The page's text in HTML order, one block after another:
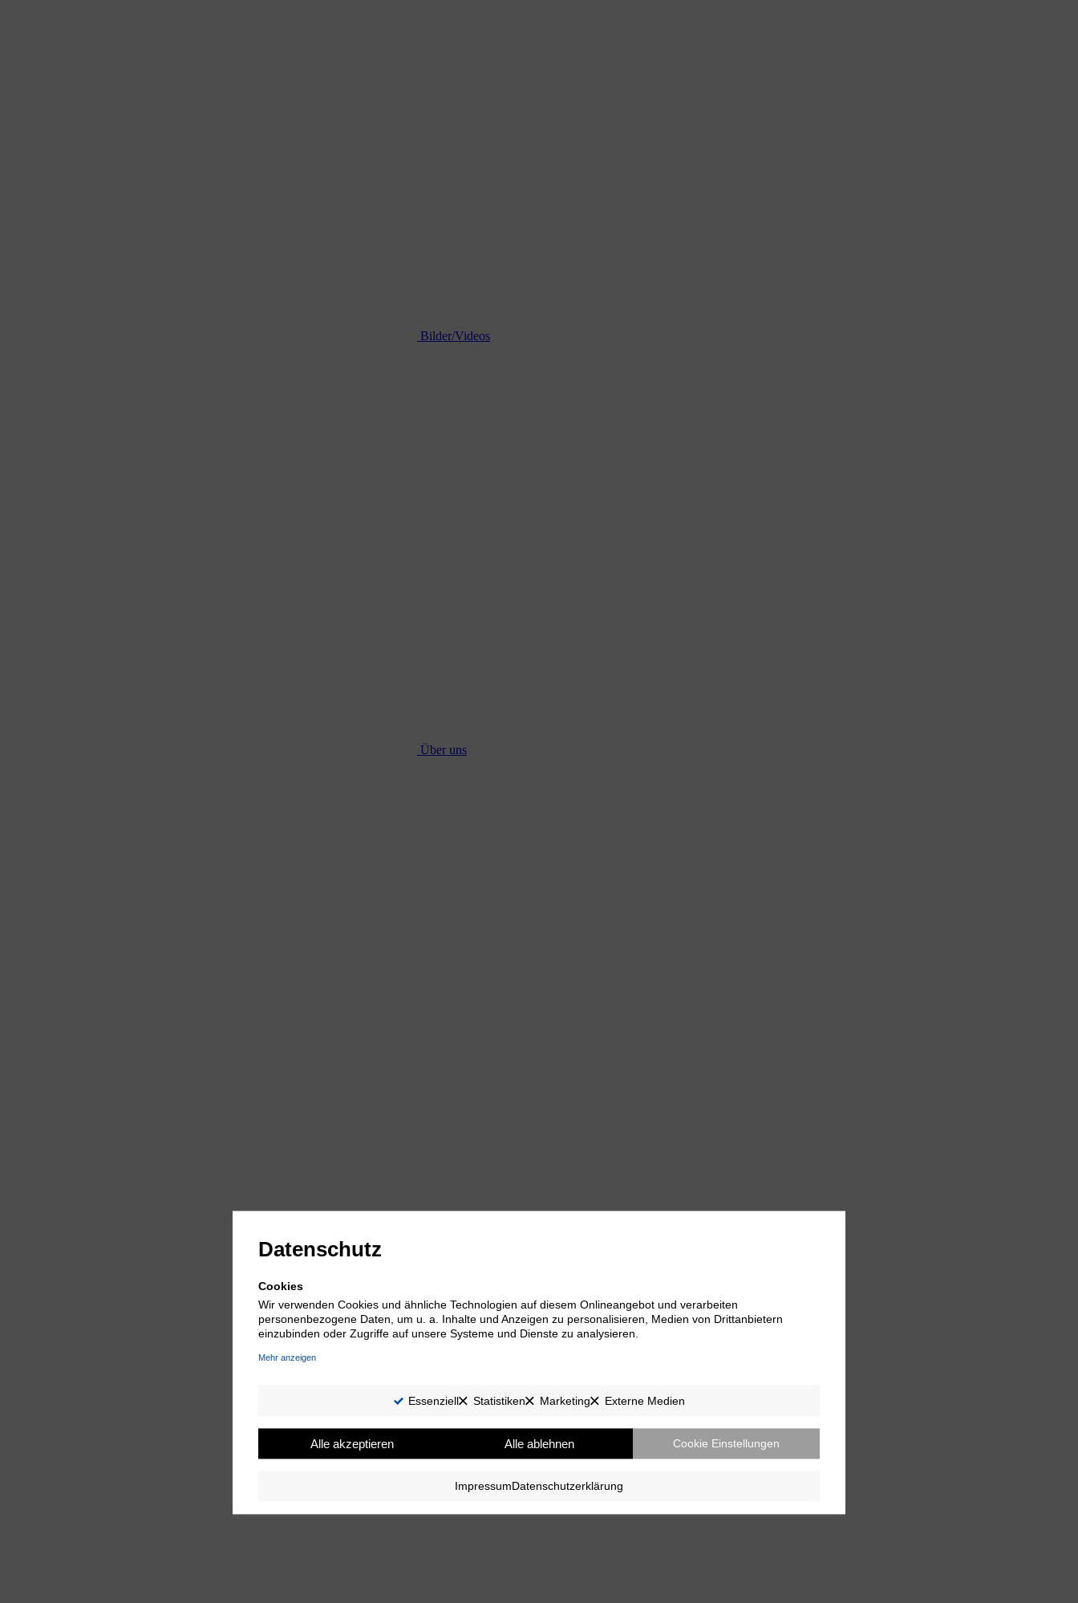
Bilder/Videos
Über uns
Datenschutz
Cookies
Wir verwenden Cookies und ähnliche Technologien auf diesem Onlineangebot und verarbeiten
personenbezogene Daten, um u. a. Inhalte und Anzeigen zu personalisieren, Medien von Drittanbietern
einzubinden oder Zugriffe auf unsere Systeme und Dienste zu analysieren.
Mehr anzeigen
Essenziell Statistiken Marketing Externe Medien
Alle akzeptieren Alle ablehnen Cookie Einstellungen
ImpressumDatenschutzerklärung